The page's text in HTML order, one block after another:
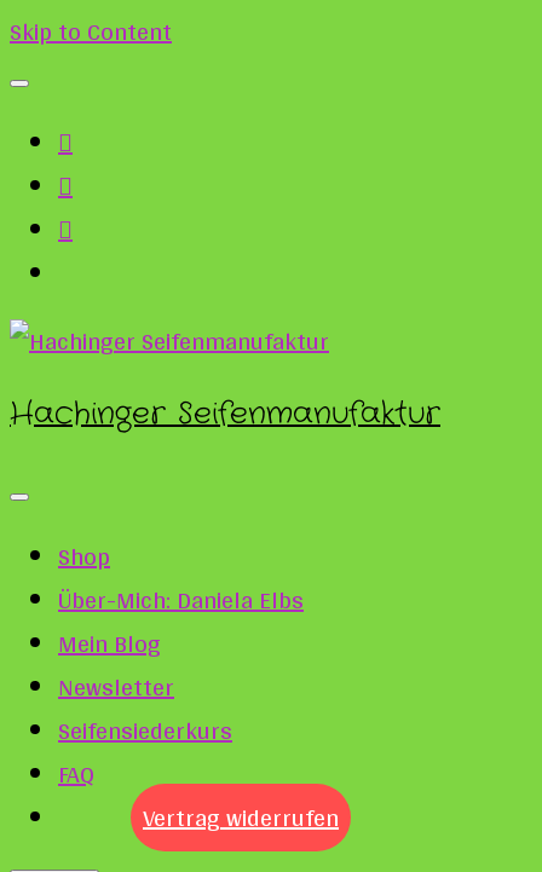
Skip to Content
Hachinger Seifenmanufaktur
Shop
Über-Mich: Daniela Elbs
Mein Blog
Newsletter
Seifensiederkurs
FAQ
Vertrag widerrufen